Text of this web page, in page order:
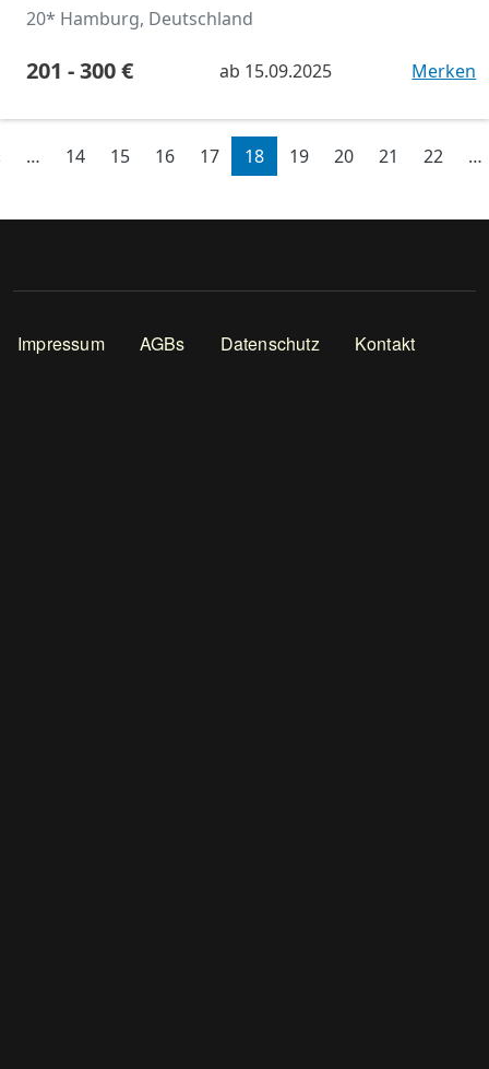
20* Hamburg, Deutschland
201 - 300 € ab 15.09.2025 Merken
Seitennummerierung
Vorherige Seite
… 14 15 16 17 18 19 20 21 22 …
Footer
Impressum AGBs Datenschutz Kontakt